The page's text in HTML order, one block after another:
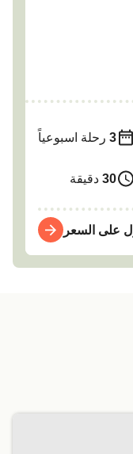
3رحلة اسبوعياً
30دقيقة
السعر